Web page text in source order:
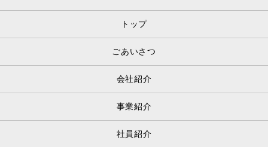
トップ
ごあいさつ
会社紹介
事業紹介
社員紹介